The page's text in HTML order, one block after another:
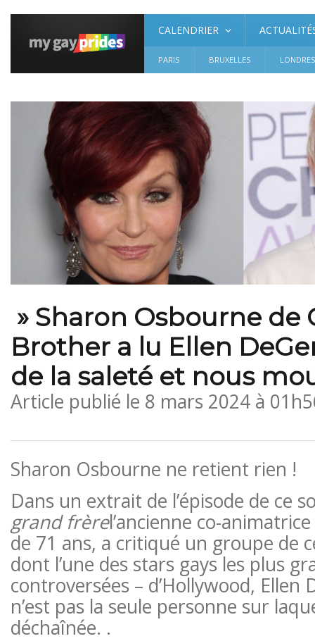
CALENDRIER
PARIS BRUXELLES LONDRES
» Sharon Osbourne de
Brother a lu Ellen
de la saleté et nous
Article publié le 8 mars 2024 à
Sharon Osbourne ne retient rien !
Dans un extrait de l’épisode de ce
grand frèrel’ancienne co-
de 71 ans, a critiqué un groupe de
dont l’une des stars gays les plus
controversées – d’Hollywood, Ellen
n’est pas la seule personne sur
déchaînée. .